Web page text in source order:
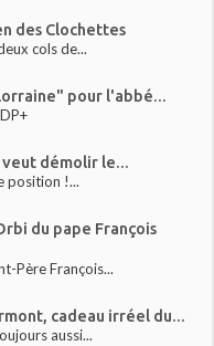
des Clochettes
cols de...
pour l'abbé...
veut démolir le...
position !...
du pape François
Père François...
cadeau irréel du...
aussi...